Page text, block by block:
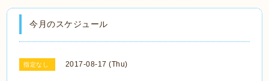
今月のスケジュール
指定なし 2017-08-17 (Thu)